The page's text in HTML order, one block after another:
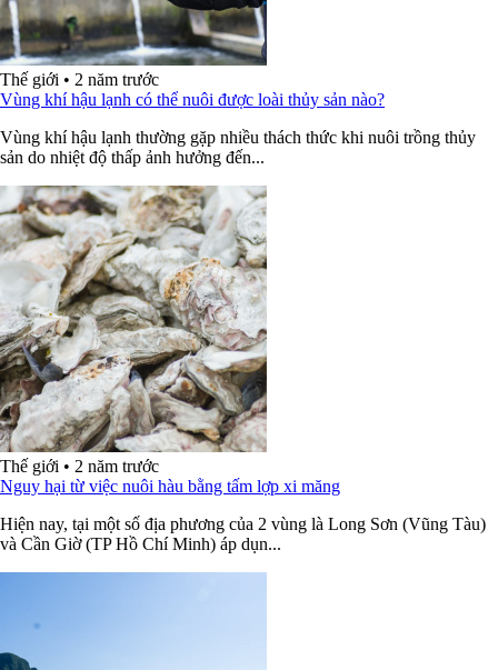
Thế giới • 2 năm trước
Vùng khí hậu lạnh có thể nuôi được loài thủy sản nào?
Vùng khí hậu lạnh thường gặp nhiều thách thức khi nuôi trồng thủy
sản do nhiệt độ thấp ảnh hưởng đến...
Thế giới • 2 năm trước
Nguy hại từ việc nuôi hàu bằng tấm lợp xi măng
Hiện nay, tại một số địa phương của 2 vùng là Long Sơn (Vũng Tàu)
và Cần Giờ (TP Hồ Chí Minh) áp dụn...